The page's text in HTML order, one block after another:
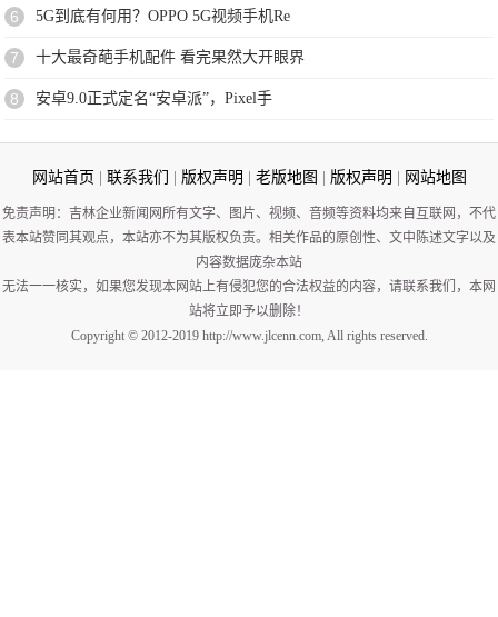
6 5G到底有何用？OPPO 5G视频手机Re
7 十大最奇葩手机配件 看完果然大开眼界
8 安卓9.0正式定名“安卓派”，Pixel手
网站首页 联系我们 版权声明 老版地图 版权声明 网站地图
免责声明：吉林企业新闻网所有文字、图片、视频、音频等资料均来自互联网，不代
表本站赞同其观点，本站亦不为其版权负责。相关作品的原创性、文中陈述文字以及
内容数据庞杂本站
无法一一核实，如果您发现本网站上有侵犯您的合法权益的内容，请联系我们，本网
站将立即予以删除！
Copyright © 2012-2019 http://www.jlcenn.com, All rights reserved.